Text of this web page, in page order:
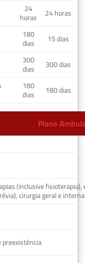
24
horas
24 horas
180
dias
15 dias
300
dias
300 dias
180
dias
180 dias
Plano
(inclusive fisioterapia),
cirurgia geral e
preexistência